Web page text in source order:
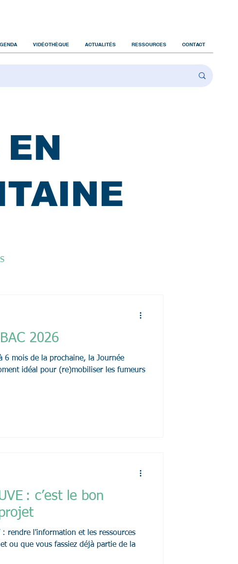
VIDÉOTHÈQUE ACTUALITÉS RESSOURCES CONTACT
2026
6 mois de la prochaine, la Journée
idéal pour (re)mobiliser les fumeurs
: c’est le bon
: rendre l'information et les ressources
ou que vous fassiez déjà partie de la